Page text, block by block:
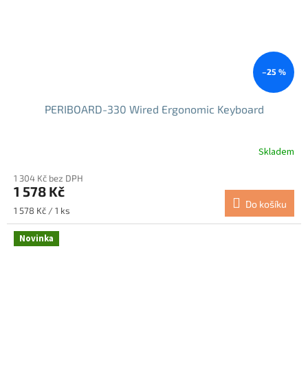
–25 %
PERIBOARD-330 Wired Ergonomic Keyboard
Skladem
1 304 Kč bez DPH
1 578 Kč
Měrná
cena:
1 578 Kč / 1 ks
Do košíku
Novinka